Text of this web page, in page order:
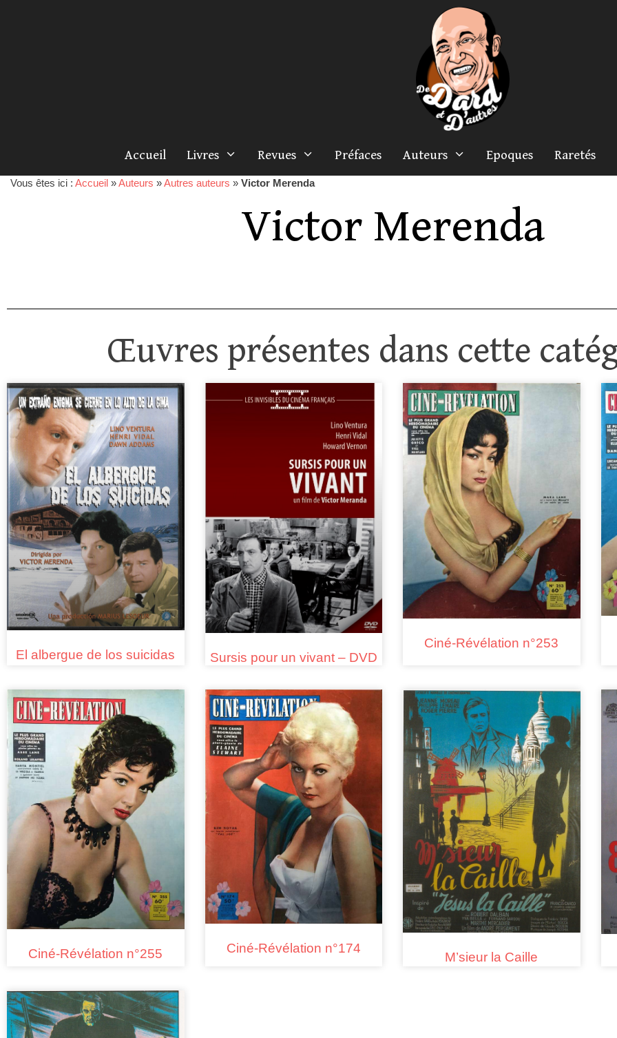
Accueil Livres Revues Préfaces Auteurs Epoques Raretés
Vous êtes ici : Accueil »Auteurs »Autres auteurs » Victor Merenda
Victor Merenda
Œuvres présentes dans cette
El albergue de los suicidas Sursis pour un vivant – DVD
Ciné-Révélation n°253
Ciné-Révélation n°255 Ciné-Révélation n°174
M’sieur la Caille